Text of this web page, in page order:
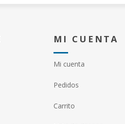
MI CUENTA
Mi cuenta
Pedidos
Carrito